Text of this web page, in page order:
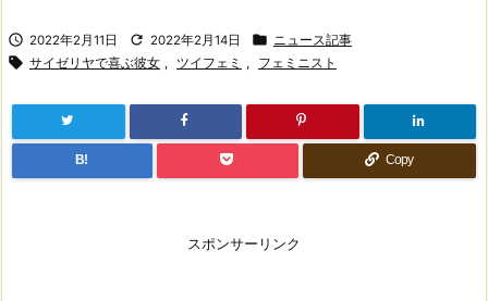
 2022年2月11日  2022年2月14日  ニュース記事
 サイゼリヤで喜ぶ彼女 , ツイフェミ , フェミニスト
B! Copy
スポンサーリンク